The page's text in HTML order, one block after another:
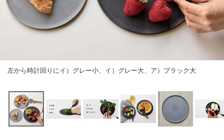
左から時計回りにイ）グレー小、イ）グレー大、ア）ブラック大